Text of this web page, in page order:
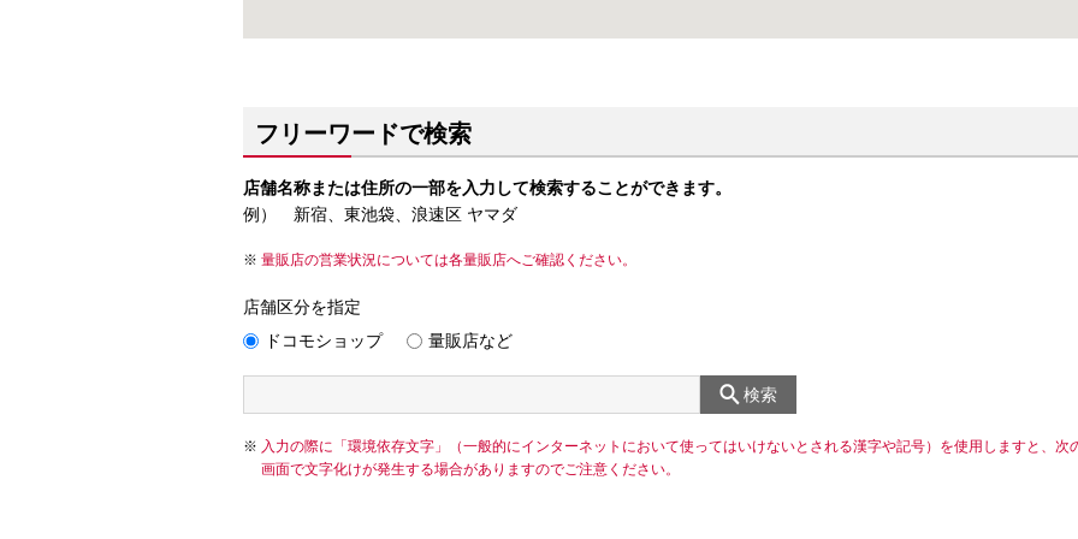
フリーワードで検索
店舗名称または住所の一部を入力して検索することができます。
例） 新宿、東池袋、浪速区 ヤマダ
量販店の営業状況については各量販店へご確認ください。
店舗区分を指定
ドコモショップ
量販店など
検索
入力の際に「環境依存文字」（一般的にインターネットにおいて使ってはいけないとされる漢字や記号）を使用しますと、次
画面で文字化けが発生する場合がありますのでご注意ください。